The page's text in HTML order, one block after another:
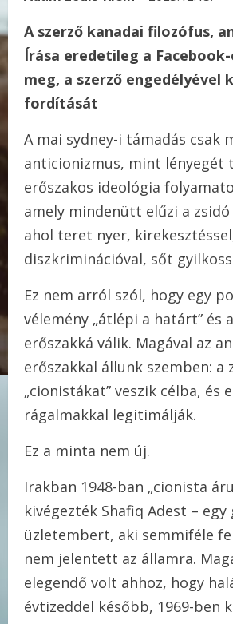
A szerző kanadai filozófus,
Írása eredetileg a
meg, a szerző engedélyével
fordítását
A mai sydney-i támadás csak
anticionizmus, mint lényegét
erőszakos ideológia
amely mindenütt elűzi a
ahol teret nyer,
diszkriminációval, sőt
Ez nem arról szól, hogy egy
vélemény „átlépi a határt” és
erőszakká válik. Magával az
erőszakkal állunk szemben:
„cionistákat” veszik célba, és
rágalmakkal legitimálják.
Ez a minta nem új.
Irakban 1948-ban „cionista
kivégezték Shafiq Adest – egy
üzletembert, aki semmiféle
nem jelentett az államra.
elegendő volt ahhoz, hogy
évtizeddel később, 1969-ben